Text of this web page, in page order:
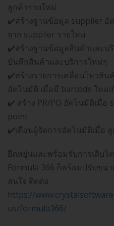
ลูกค้ารายใหม่
✔️สร้างฐานข้อมูล supplier อั
จาก supplier รายใหม่
✔️สร้างฐานข้อมูลสินค้าและบ
บันทึกสินค้าและบริการใหม่ๆ
✔️สร้างรายการเคลื่อนไหวสิน
อัตโนมัติ เมื่อมี barcode ใหม่
✔️ สร้าง PR/PO อัตโนมัติเมื่อ
point
✔️เตือนผู้จัดการอัตโนมัติเมื่อ
ยืดหยุ่นและพร้อมรับการเติบโ
Formula 366 ก็พร้อมปรับขน
สนใจ ติดต่อ
https://
us/formula366/